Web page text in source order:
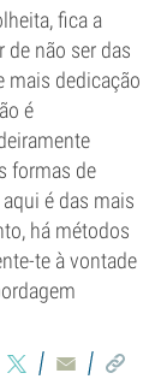
fica a
de não ser das
mais dedicação
é
formas de
é das mais
há métodos
te à vontade